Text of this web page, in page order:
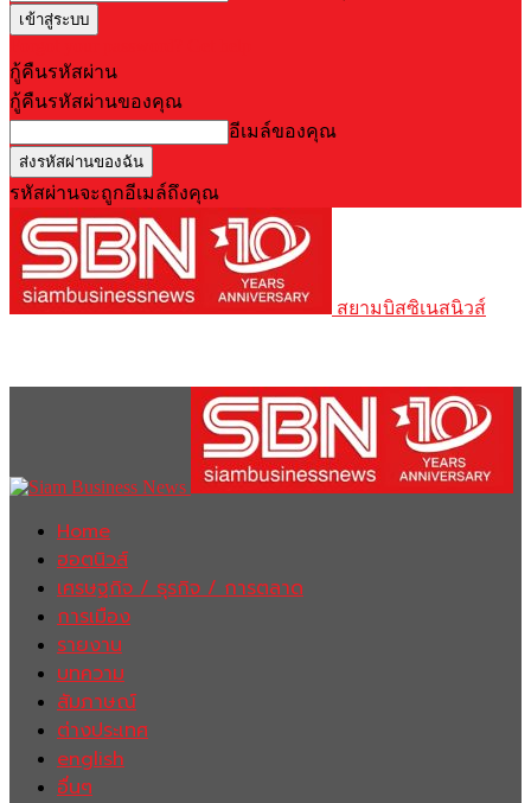
กู้คืนรหัสผ่าน
กู้คืนรหัสผ่านของคุณ
อีเมล์ของคุณ
รหัสผ่านจะถูกอีเมล์ถึงคุณ
สยามบิสซิเนสนิวส์
Home
ฮอตนิวส์
เศรษฐกิจ / ธุรกิจ / การตลาด
การเมือง
รายงาน
บทความ
สัมภาษณ์
ต่างประเทศ
english
อื่นๆ